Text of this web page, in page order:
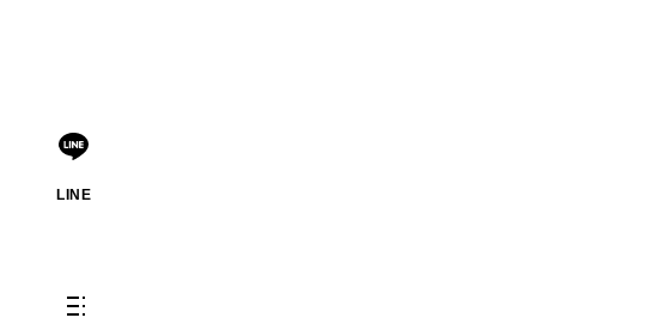
LINE